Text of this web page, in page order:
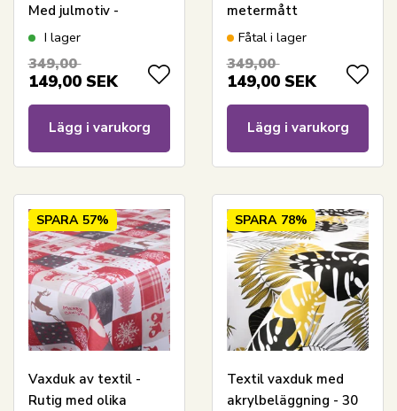
Med julmotiv -
Vinterlandskap med
- På metervara
I lager
349,00
149,00 SEK
Lägg i varukorg
metermått
Fåtal i lager
349,00
149,00 SEK
Lägg i varukorg
SPARA 57%
Vaxduk av textil -
Rutig med olika
SPARA 78%
Textil vaxduk med
akrylbeläggning - 30